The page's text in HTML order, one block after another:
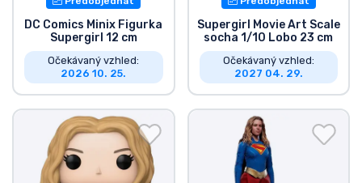
DC Comics Minix Figurka
Supergirl 12 cm
Očekávaný vzhled:
2026 10. 25.
Supergirl Movie Art Scale
socha 1/10 Lobo 23 cm
Očekávaný vzhled:
2027 04. 29.